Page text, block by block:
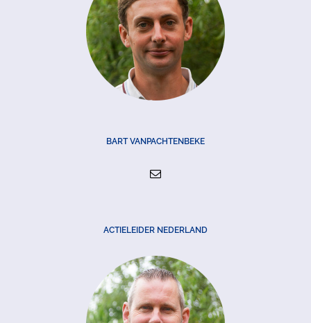
BART VANPACHTENBEKE
ACTIELEIDER NEDERLAND